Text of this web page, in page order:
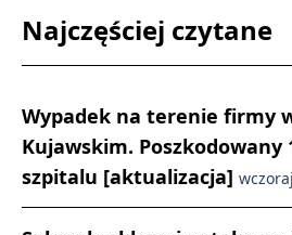
Najczęściej czytane
Wypadek na terenie firmy
Kujawskim. Poszkodowany
szpitalu [aktualizacja]